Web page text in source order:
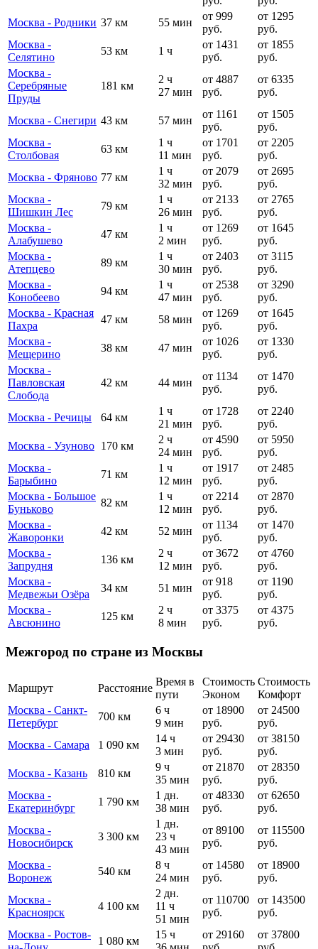
Москва - Родники 37 км 55 мин
от 999
руб.
от 1295
руб.
Москва -
Селятино
53 км 1 ч
от 1431
руб.
от 1855
руб.
Москва -
Серебряные
Пруды
181 км
2 ч
27 мин
от 4887
руб.
от 6335
руб.
Москва - Снегири 43 км 57 мин
от 1161
руб.
от 1505
руб.
Москва -
Столбовая
63 км
1 ч
11 мин
от 1701
руб.
от 2205
руб.
Москва - Фряново 77 км
1 ч
32 мин
от 2079
руб.
от 2695
руб.
Москва -
Шишкин Лес
79 км
1 ч
26 мин
от 2133
руб.
от 2765
руб.
Москва -
Алабушево
47 км
1 ч
2 мин
от 1269
руб.
от 1645
руб.
Москва -
Атепцево
89 км
1 ч
30 мин
от 2403
руб.
от 3115
руб.
Москва -
Конобеево
94 км
1 ч
47 мин
от 2538
руб.
от 3290
руб.
Москва - Красная
Пахра
47 км 58 мин
от 1269
руб.
от 1645
руб.
Москва -
Мещерино
38 км 47 мин
от 1026
руб.
от 1330
руб.
Москва -
Павловская
Слобода
42 км 44 мин
от 1134
руб.
от 1470
руб.
Москва - Речицы 64 км
1 ч
21 мин
от 1728
руб.
от 2240
руб.
Москва - Узуново 170 км
2 ч
24 мин
от 4590
руб.
от 5950
руб.
Москва -
Барыбино
71 км
1 ч
12 мин
от 1917
руб.
от 2485
руб.
Москва - Большое
Буньково
82 км
1 ч
12 мин
от 2214
руб.
от 2870
руб.
Москва -
Жаворонки
42 км 52 мин
от 1134
руб.
от 1470
руб.
Москва -
Запрудня
136 км
2 ч
12 мин
от 3672
руб.
от 4760
руб.
Москва -
Медвежьи Озёра
34 км 51 мин
от 918
руб.
от 1190
руб.
Москва -
Авсюнино
125 км
2 ч
8 мин
от 3375
руб.
от 4375
руб.
Межгород по стране из Москвы
Маршрут Расстояние
Время в
пути
Стоимость
Эконом
Стоимость
Комфорт
Москва - Санкт-
Петербург
700 км
6 ч
9 мин
от 18900
руб.
от 24500
руб.
Москва - Самара
1 090 км
14 ч
3 мин
от 29430
руб.
от 38150
руб.
Москва - Казань
810 км
9 ч
35 мин
от 21870
руб.
от 28350
руб.
Москва -
Екатеринбург
1 790 км
1 дн.
38 мин
от 48330
руб.
от 62650
руб.
Москва -
Новосибирск
3 300 км
1 дн.
23 ч
43 мин
от 89100
руб.
от 115500
руб.
Москва -
Воронеж
540 км
8 ч
24 мин
от 14580
руб.
от 18900
руб.
Москва -
Красноярск
4 100 км
2 дн.
11 ч
51 мин
от 110700
руб.
от 143500
руб.
Москва - Ростов-
1 080 км
15 ч
от 29160
от 37800